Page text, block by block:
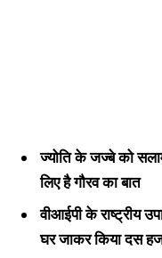
ज्योति के जज्बे को
लिए है गौरव का बात
वीआईपी के राष्ट्रीय
घर जाकर किया दस